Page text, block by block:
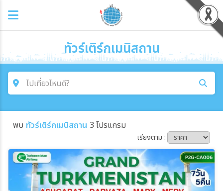
ทัวร์เติร์กเมนิสถาน
ไปเที่ยวไหนดี?
ค้นหาโปรแกรมทัวร์
โซน
พบ ทัวร์เติร์กเมนิสถาน 3 โปรแกรม
เรียงตาม :